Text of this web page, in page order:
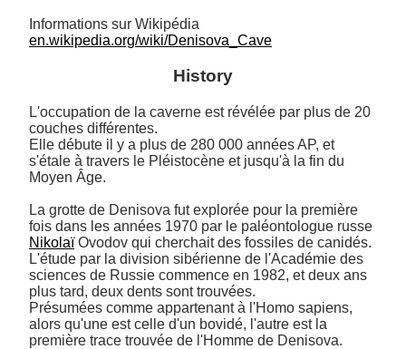
en.wikipedia.org/wiki/Denisova_Cave
History
L'occupation de la caverne est révélée par plus de 20
couches différentes.
Elle débute il y a plus de 280 000 années AP, et
s'étale à travers le Pléistocène et jusqu'à la fin du
Moyen Âge.
La grotte de Denisova fut explorée pour la première
Nikolaï Ovodov qui cherchait des fossiles de canidés.
L'étude par la division sibérienne de l'Académie des
sciences de Russie commence en 1982, et deux ans
plus tard, deux dents sont trouvées.
Présumées comme appartenant à l'Homo sapiens,
alors qu'une est celle d'un bovidé, l'autre est la
première trace trouvée de l'Homme de Denisova.